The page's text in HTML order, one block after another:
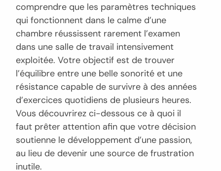
comprendre que les paramètres techniques
qui fonctionnent dans le calme d’une
chambre réussissent rarement l’examen
dans une salle de travail intensivement
exploitée. Votre objectif est de trouver
l’équilibre entre une belle sonorité et une
résistance capable de survivre à des années
d’exercices quotidiens de plusieurs heures.
Vous découvrirez ci-dessous ce à quoi il
faut prêter attention afin que votre décision
soutienne le développement d’une passion,
au lieu de devenir une source de frustration
inutile.